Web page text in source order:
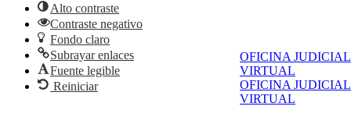
OFICINA JUDICIAL
VIRTUAL
OFICINA JUDICIAL
VIRTUAL
Alto contraste
Contraste negativo
Fondo claro
Subrayar enlaces
Fuente legible
Reiniciar